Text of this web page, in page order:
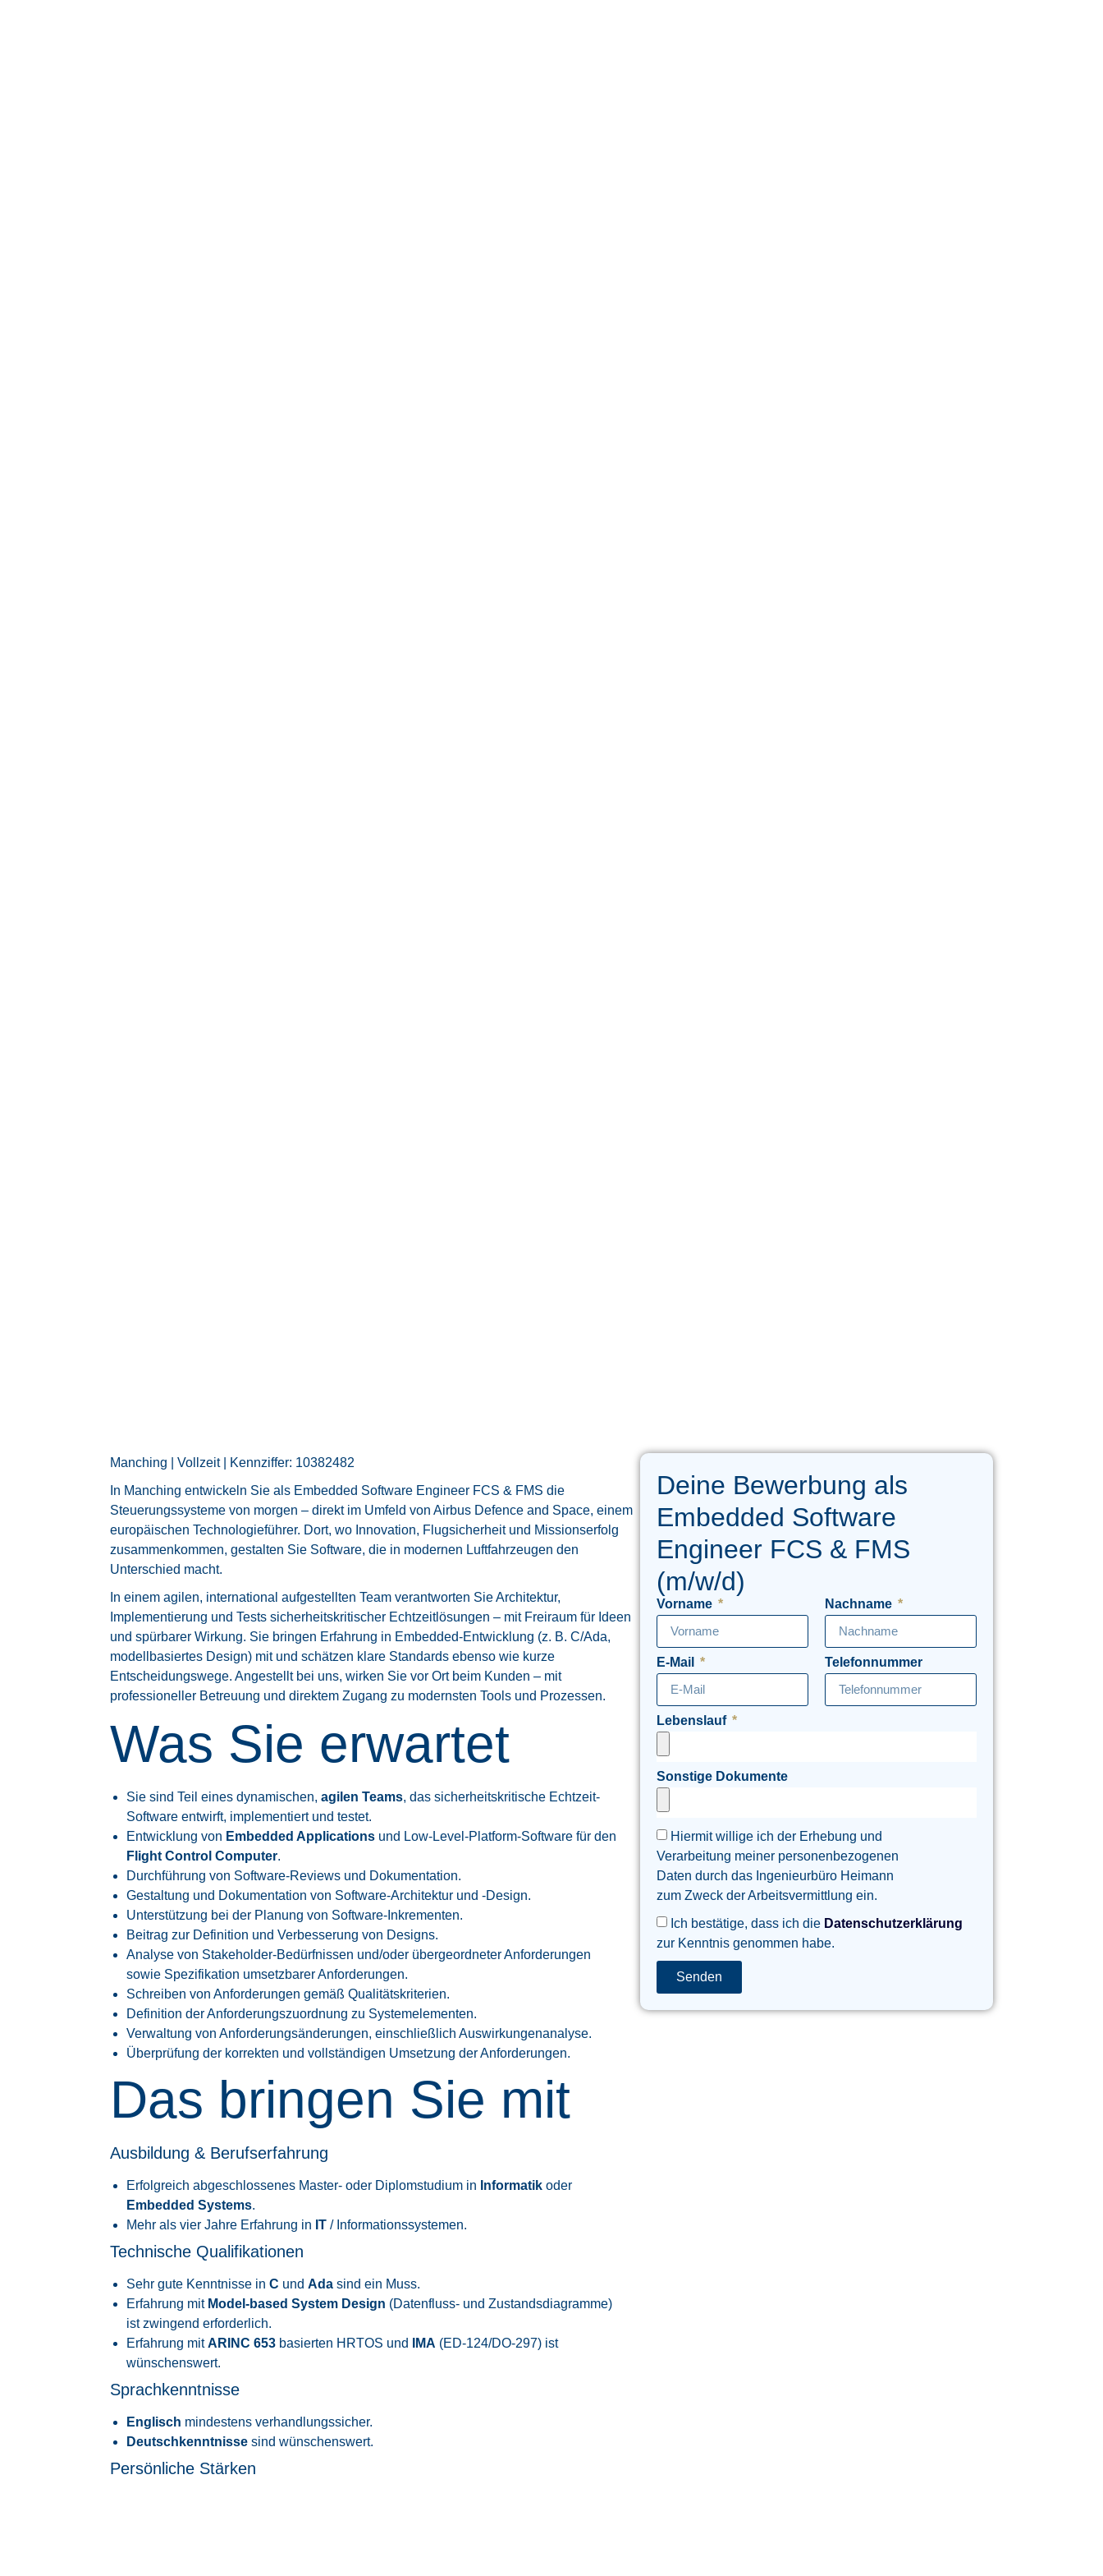
Manching | Vollzeit | Kennziffer: 10382482
In Manching entwickeln Sie als Embedded Software Engineer FCS & FMS die
Steuerungssysteme von morgen – direkt im Umfeld von Airbus Defence and Space, einem
europäischen Technologieführer. Dort, wo Innovation, Flugsicherheit und Missionserfolg
zusammenkommen, gestalten Sie Software, die in modernen Luftfahrzeugen den
Unterschied macht.
In einem agilen, international aufgestellten Team verantworten Sie Architektur,
Implementierung und Tests sicherheitskritischer Echtzeitlösungen – mit Freiraum für Ideen
und spürbarer Wirkung. Sie bringen Erfahrung in Embedded-Entwicklung (z. B. C/Ada,
modellbasiertes Design) mit und schätzen klare Standards ebenso wie kurze
Entscheidungswege. Angestellt bei uns, wirken Sie vor Ort beim Kunden – mit
professioneller Betreuung und direktem Zugang zu modernsten Tools und Prozessen.
Was Sie erwartet
Sie sind Teil eines dynamischen,agilen Teams, das sicherheitskritische Echtzeit-
Software entwirft, implementiert und testet.
Entwicklung von Embedded Applications und Low-Level-Platform-Software für den
Flight Control Computer.
Durchführung von Software-Reviews und Dokumentation.
Gestaltung und Dokumentation von Software-Architektur und -Design.
Unterstützung bei der Planung von Software-Inkrementen.
Beitrag zur Definition und Verbesserung von Designs.
Analyse von Stakeholder-Bedürfnissen und/oder übergeordneter Anforderungen
sowie Spezifikation umsetzbarer Anforderungen.
Schreiben von Anforderungen gemäß Qualitätskriterien.
Definition der Anforderungszuordnung zu Systemelementen.
Verwaltung von Anforderungsänderungen, einschließlich Auswirkungenanalyse.
Überprüfung der korrekten und vollständigen Umsetzung der Anforderungen.
Das bringen Sie mit
Ausbildung & Berufserfahrung
Erfolgreich abgeschlossenes Master- oder Diplomstudium in Informatik oder
Embedded Systems.
Mehr als vier Jahre Erfahrung in IT / Informationssystemen.
Technische Qualifikationen
Sehr gute Kenntnisse inC undAda sind ein Muss.
Erfahrung mit Model-based System Design (Datenfluss- und Zustandsdiagramme)
ist zwingend erforderlich.
Erfahrung mitARINC 653 basierten HRTOS und IMA (ED-124/DO-297) ist
wünschenswert.
Sprachkenntnisse
Englisch mindestens verhandlungssicher.
Deutschkenntnisse sind wünschenswert.
Persönliche Stärken
Deine Bewerbung als
Embedded Software
Engineer FCS & FMS
(m/w/d)
Vorname Nachname
E-Mail Telefonnummer
Lebenslauf
Sonstige Dokumente
Hiermit willige ich der Erhebung und
Verarbeitung meiner personenbezogenen
Daten durch das Ingenieurbüro Heimann
zum Zweck der Arbeitsvermittlung ein.
Ich bestätige, dass ich die Datenschutzerklärung
zur Kenntnis genommen habe.
Senden